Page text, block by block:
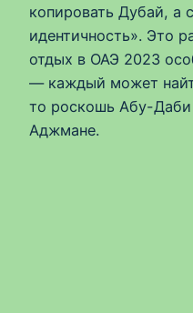
копировать Дубай, а
идентичность». Это
отдых в ОАЭ 2023
— каждый может
то роскошь Абу-Даби
Аджмане.